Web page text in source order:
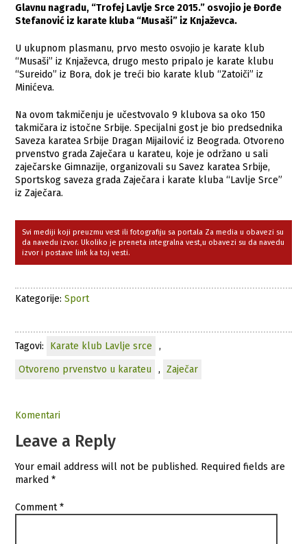
Glavnu nagradu, “Trofej Lavlje Srce 2015.” osvojio je Đorđe
Stefanović iz karate kluba “Musaši” iz Knjaževca.
U ukupnom plasmanu, prvo mesto osvojio je karate klub
“Musaši” iz Knjaževca, drugo mesto pripalo je karate klubu
“Sureido” iz Bora, dok je treći bio karate klub “Zatoiči” iz
Minićeva.
Na ovom takmičenju je učestvovalo 9 klubova sa oko 150
takmičara iz istočne Srbije. Specijalni gost je bio predsednika
Saveza karatea Srbije Dragan Mijailović iz Beograda. Otvoreno
prvenstvo grada Zaječara u karateu, koje je održano u sali
zaječarske Gimnazije, organizovali su Savez karatea Srbije,
Sportskog saveza grada Zaječara i karate kluba “Lavlje Srce”
iz Zaječara.
Svi mediji koji preuzmu vest ili fotografiju sa portala Za media u obavezi su
da navedu izvor. Ukoliko je preneta integralna vest,u obavezi su da navedu
izvor i postave link ka toj vesti.
Kategorije:Sport
Tagovi: Karate klub Lavlje srce
,
Otvoreno prvenstvo u karateu
, Zaječar
Komentari
Leave a Reply
Your email address will not be published. Required fields are
marked*
Comment*